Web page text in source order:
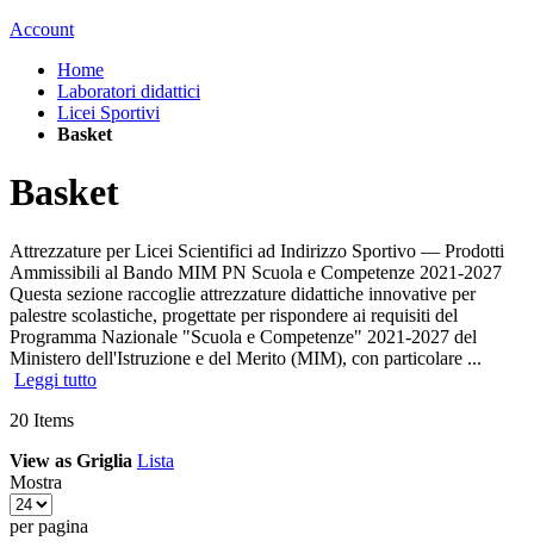
Account
Home
Laboratori didattici
Licei Sportivi
Basket
Basket
Attrezzature per Licei Scientifici ad Indirizzo Sportivo — Prodotti
Ammissibili al Bando MIM PN Scuola e Competenze 2021-2027
Questa sezione raccoglie attrezzature didattiche innovative per
palestre scolastiche, progettate per rispondere ai requisiti del
Programma Nazionale "Scuola e Competenze" 2021-2027 del
Ministero dell'Istruzione e del Merito (MIM), con particolare ...
Leggi tutto
20 Items
View as Griglia Lista
Mostra
per pagina